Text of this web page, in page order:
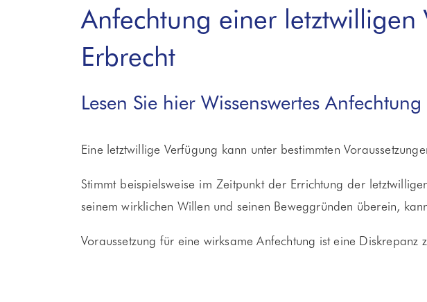
Anfechtung einer
Erbrecht
Lesen Sie hier Wissenswertes
Eine letztwillige Verfügung kann unter bestimmten
Stimmt beispielsweise im Zeitpunkt der Errichtung der
seinem wirklichen Willen und seinen Beweggründen überein,
Voraussetzung für eine wirksame Anfechtung ist eine